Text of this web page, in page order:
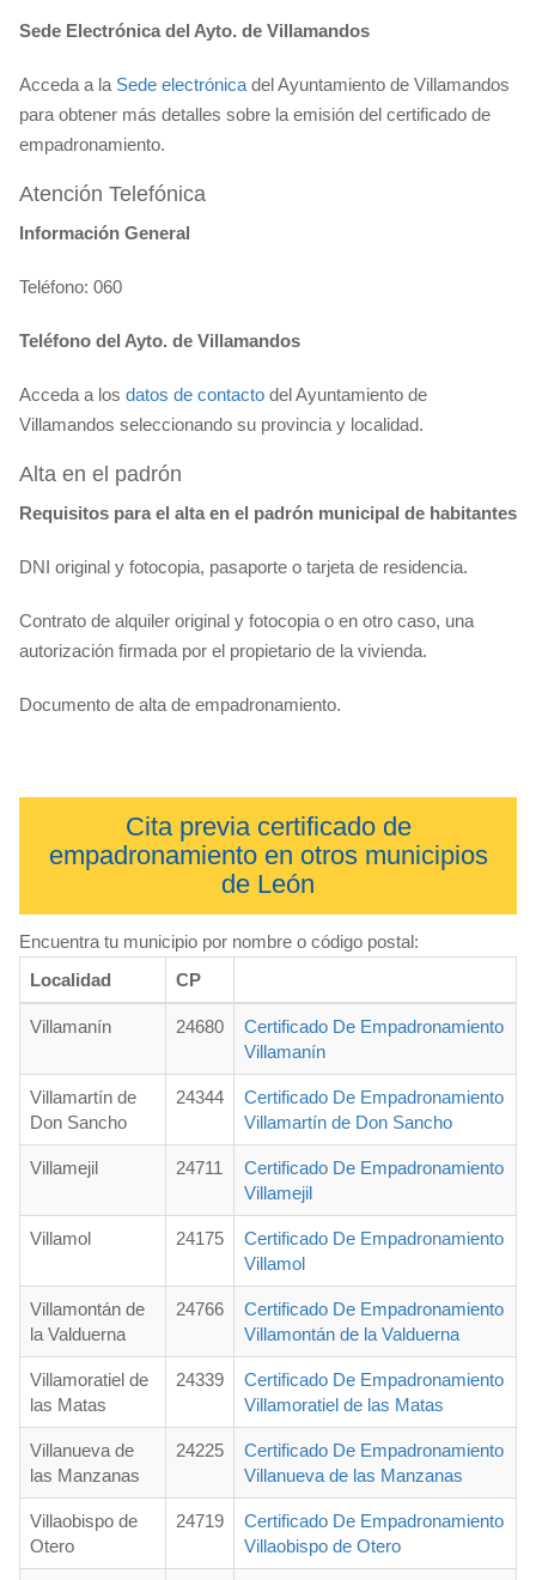
Sede Electrónica del Ayto. de Villamandos
Acceda a la Sede electrónica del Ayuntamiento de Villamandos
para obtener más detalles sobre la emisión del certificado de
empadronamiento.
Atención Telefónica
Información General
Teléfono: 060
Teléfono del Ayto. de Villamandos
Acceda a los datos de contacto del Ayuntamiento de
Villamandos seleccionando su provincia y localidad.
Alta en el padrón
Requisitos para el alta en el padrón municipal de habitantes
DNI original y fotocopia, pasaporte o tarjeta de residencia.
Contrato de alquiler original y fotocopia o en otro caso, una
autorización firmada por el propietario de la vivienda.
Documento de alta de empadronamiento.
Cita previa certificado de
empadronamiento en otros municipios
de León
Encuentra tu municipio por nombre o código postal:
Localidad
CP
Villamanín 24680
Certificado De Empadronamiento
Villamanín
Villamartín de
Don Sancho
24344
Certificado De Empadronamiento
Villamartín de Don Sancho
Villamejil 24711
Certificado De Empadronamiento
Villamejil
Villamol 24175
Certificado De Empadronamiento
Villamol
Villamontán de
la Valduerna
24766
Certificado De Empadronamiento
Villamontán de la Valduerna
Villamoratiel de
las Matas
24339
Certificado De Empadronamiento
Villamoratiel de las Matas
Villanueva de
las Manzanas
24225
Certificado De Empadronamiento
Villanueva de las Manzanas
Villaobispo de
Otero
24719
Certificado De Empadronamiento
Villaobispo de Otero